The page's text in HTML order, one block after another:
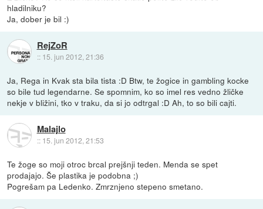
hladilniku?
Ja, dober je bil :)
RejZoR
:: 15. jun 2012, 21:36
Ja, Rega in Kvak sta bila tista :D Btw, te žogice in gambling kocke
so bile tud legendarne. Se spomnim, ko so imel res vedno žličke
nekje v bližini, tko v traku, da si jo odtrgal :D Ah, to so bili cajti.
Malajlo
:: 15. jun 2012, 21:53
Te žoge so moji otroc brcal prejšnji teden. Menda se spet
prodajajo. Še plastika je podobna ;)
Pogrešam pa Ledenko. Zmrznjeno stepeno smetano.